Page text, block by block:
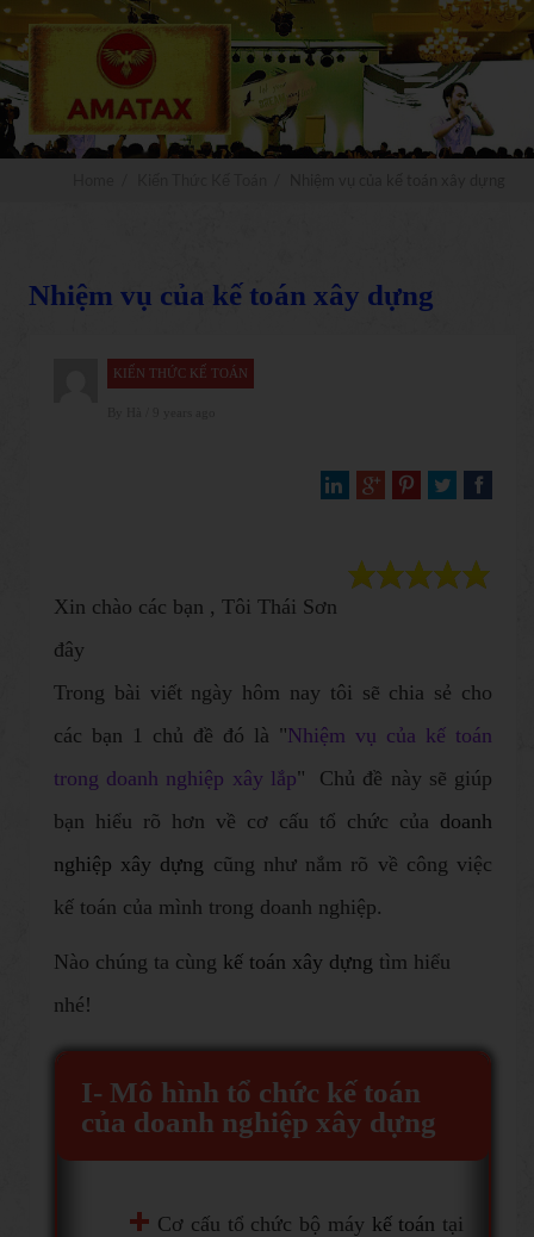
Nhiệm vụ của kế toán xây dựng
KIẾN THỨC KẾ TOÁN
Xin chào các bạn , Tôi Thái Sơn
đây
Trong bài viết ngày hôm nay tôi sẽ chia sẻ cho
các bạn 1 chủ đề đó là ​"Nhiệm vụ của kế toán
trong doanh nghiệp xây lắp" Chủ đề này sẽ giúp
bạn hiểu rõ hơn về cơ cấu tổ chức của doanh
nghiệp xây dựng cũng như nắm rõ về công việc
kế toán của mình trong doanh nghiệp.
Nào chúng ta cùng kế t oán xây dựng tìm hiểu
nhé!
I- Mô hình tổ chức kế toán
của doanh nghiệp xây dựng
Cơ cấu tổ chức bộ máy kế toán tại
Đăng ký MIỄN PHÍNhận ngay
video truyền nghề kế toán xây
dựng
x